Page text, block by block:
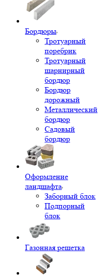
Бордюры
Тротуарный
поребрик
Тротуарный
шарнирный
бордюр
Бордюр
дорожный
Металлический
бордюр
Садовый
бордюр
Оформление
ландшафта
Заборный блок
Подпорный
блок
Газонная решетка